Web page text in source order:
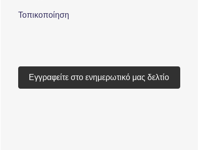
Τοπικοποίηση
Εγγραφείτε στο ενημερωτικό μας δελτίο